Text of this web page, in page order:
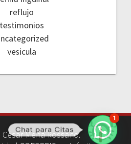
reflujo
testimonios
vesicula
Mena Rossano.
1
Chat para Citas